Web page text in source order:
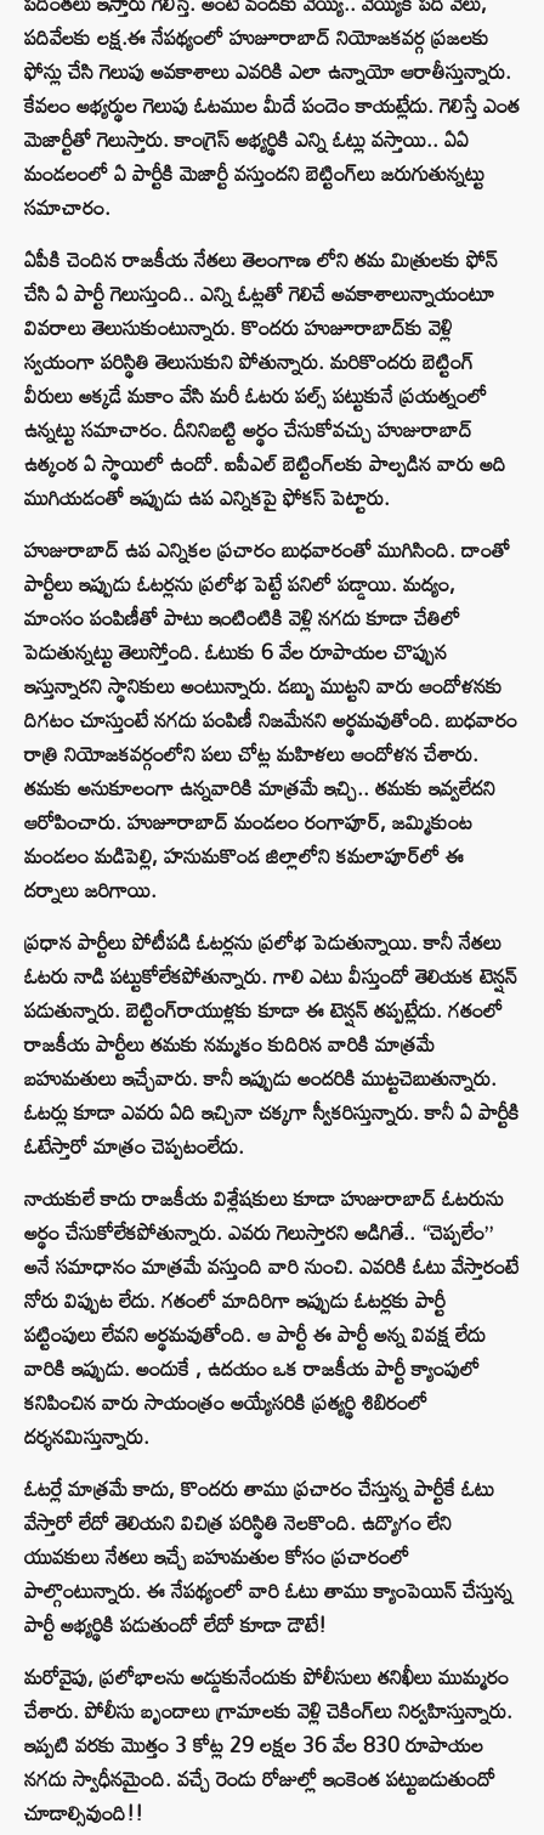
పదివేలకు లక్ష.ఈ నేపథ్యంలో హుజూరాబాద్‌ నియోజకవర్గ ప్రజలకు
ఫోన్లు చేసి గెలుపు అవకాశాలు ఎవరికి ఎలా ఉన్నాయో ఆరాతీస్తున్నారు.
కేవలం అభ్యర్థుల గెలుపు ఓటముల మీదే పందెం కాయట్లేదు. గెలిస్తే ఎంత
మెజార్టీతో గెలుస్తారు. కాంగ్రెస్‌ అభ్యర్థికి ఎన్ని ఓట్లు వస్తాయి.. ఏఏ
మండలంలో ఏ పార్టీకి మెజార్టీ వస్తుందని బెట్టింగ్‌లు జరుగుతున్నట్టు
సమాచారం.
ఏపీకి చెందిన రాజకీయ నేతలు తెలంగాణ లోని తమ మిత్రులకు ఫోన్‌
చేసి ఏ పార్టీ గెలుస్తుంది.. ఎన్ని ఓట్లతో గెలిచే అవకాశాలున్నాయంటూ
వివరాలు తెలుసుకుంటున్నారు. కొందరు హుజూరాబాద్‌కు వెళ్లి
స్వయంగా పరిస్థితి తెలుసుకుని పోతున్నారు. మరికొందరు బెట్టింగ్‌
వీరులు అక్కడే మకాం వేసి మరీ ఓటరు పల్స్‌ పట్టుకునే ప్రయత్నంలో
ఉన్నట్టు సమాచారం. దీనినిబట్టి అర్థం చేసుకోవచ్చు హుజురాబాద్‌
ఉత్కంఠ ఏ స్థాయిలో ఉందో. ఐపీఎల్‌ బెట్టింగ్‌లకు పాల్పడిన వారు అది
ముగియడంతో ఇప్పుడు ఉప ఎన్నికపై ఫోకస్‌ పెట్టారు.
హుజురాబాద్‌ ఉప ఎన్నికల ప్రచారం బుధవారంతో ముగిసింది. దాంతో
పార్టీలు ఇప్పుడు ఓటర్లను ప్రలోభ పెట్టే పనిలో పడ్డాయి. మద్యం,
మాంసం పంపిణీతో పాటు ఇంటింటికి వెళ్లి నగదు కూడా చేతిలో
పెడుతున్నట్టు తెలుస్తోంది. ఓటుకు 6 వేల రూపాయల చొప్పున
ఇస్తున్నారని స్థానికులు అంటున్నారు. డబ్బు ముట్టని వారు ఆందోళనకు
దిగటం చూస్తుంటే నగదు పంపిణీ నిజమేనని అర్థమవుతోంది. బుధవారం
రాత్రి నియోజకవర్గంలోని పలు చోట్ల మహిళలు ఆందోళన చేశారు.
తమకు అనుకూలంగా ఉన్నవారికి మాత్రమే ఇచ్చి.. తమకు ఇవ్వలేదని
ఆరోపించారు. హుజూరాబాద్ మండలం రంగాపూర్, జమ్మికుంట
మండలం మడిపెల్లి, హనుమకొండ జిల్లాలోని కమలాపూర్‌లో ఈ
దర్నాలు జరిగాయి.
ప్రధాన పార్టీలు పోటీపడి ఓటర్లను ప్రలోభ పెడుతున్నాయి. కానీ నేతలు
ఓటరు నాడి పట్టుకోలేకపోతున్నారు. గాలి ఎటు వీస్తుందో తెలియక టెన్షన్‌
పడుతున్నారు. బెట్టింగ్‌రాయుళ్లకు కూడా ఈ టెన్షన్‌ తప్పట్లేదు. గతంలో
రాజకీయ పార్టీలు తమకు నమ్మకం కుదిరిన వారికి మాత్రమే
బహుమతులు ఇచ్చేవారు. కానీ ఇప్పుడు అందరికి ముట్టచెబుతున్నారు.
ఓటర్లు కూడా ఎవరు ఏది ఇచ్చినా చక్కగా స్వీకరిస్తున్నారు. కానీ ఏ పార్టీకి
ఓటేస్తారో మాత్రం చెప్పటంలేదు.
నాయకులే కాదు రాజకీయ విశ్లేషకులు కూడా హుజురాబాద్‌ ఓటరును
అర్థం చేసుకోలేకపోతున్నారు. ఎవరు గెలుస్తారని అడిగితే.. “చెప్పలేం”
అనే సమాధానం మాత్రమే వస్తుంది వారి నుంచి. ఎవరికి ఓటు వేస్తారంటే
నోరు విప్పుట లేదు. గతంలో మాదిరిగా ఇప్పుడు ఓటర్లకు పార్టీ
పట్టింపులు లేవని అర్థమవుతోంది. ఆ పార్టీ ఈ పార్టీ అన్న వివక్ష లేదు
వారికి ఇప్పుడు. అందుకే , ఉదయం ఒక రాజకీయ పార్టీ క్యాంపులో
కనిపించిన వారు సాయంత్రం అయ్యేసరికి ప్రత్యర్థి శిబిరంలో
దర్శనమిస్తున్నారు.
ఓటర్లే మాత్రమే కాదు, కొందరు తాము ప్రచారం చేస్తున్న పార్టీకే ఓటు
వేస్తారో లేదో తెలియని విచిత్ర పరిస్థితి నెలకొంది. ఉద్యొగం లేని
యువకులు నేతలు ఇచ్చే బహుమతుల కోసం ప్రచారంలో
పాల్గొంటున్నారు. ఈ నేపథ్యంలో వారి ఓటు తాము క్యాంపెయిన్‌ చేస్తున్న
పార్టీ అభ్యర్థికి పడుతుందో లేదో కూడా డౌటే!
మరోవైపు, ప్రలోభాలను అడ్డుకునేందుకు పోలీసులు తనిఖీలు ముమ్మరం
చేశారు. పోలీసు బృందాలు గ్రామాలకు వెళ్లి చెకింగ్‌లు నిర్వహిస్తున్నారు.
ఇప్పటి వరకు మొత్తం 3 కోట్ల 29 లక్షల 36 వేల 830 రూపాయల
నగదు స్వాధీనమైంది. వచ్చే రెండు రోజుల్లో ఇంకెంత పట్టుబడుతుందో
చూడాల్సివుంది!!